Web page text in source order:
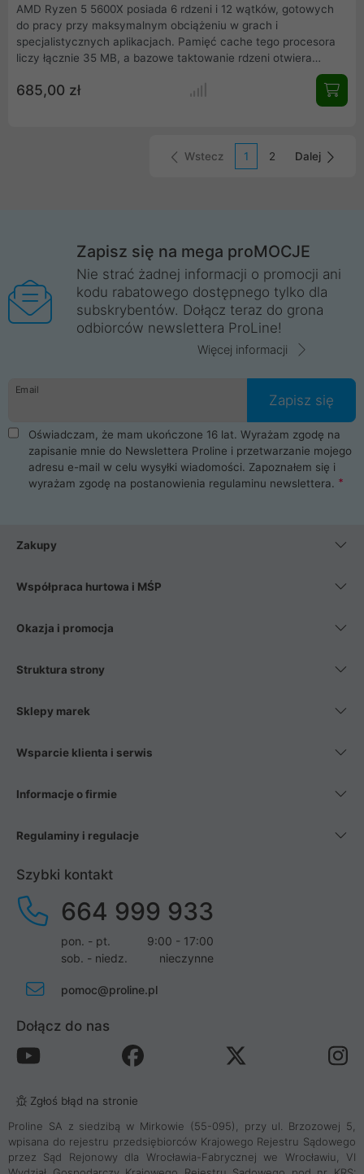
AMD Ryzen 5 5600X posiada 6 rdzeni i 12 wątków, gotowych
do pracy przy maksymalnym obciążeniu w grach i
specjalistycznych aplikacjach. Pamięć cache tego procesora
liczy łącznie 35 MB, a bazowe taktowanie rdzeni otwiera
częstotliwość 3,7 GHz, mogąca sięgać aż do 4,6 GHz w trybie
Turbo. Moc jednostki może jednak wzrosnąć dzięki
odblokowanej możliwości podkręcania. Czas na ogromną moc
zestawów komputerowych do gier.
685,00 zł
Wstecz 1 2 Dalej
Zapisz się na mega proMOCJE
Nie strać żadnej informacji o promocji ani
kodu rabatowego dostępnego tylko dla
subskrybentów. Dołącz teraz do grona
odbiorców newslettera ProLine!
Więcej informacji
Email
Zapisz się
Oświadczam, że mam ukończone 16 lat. Wyrażam zgodę na
zapisanie mnie do Newslettera Proline i przetwarzanie mojego
adresu e-mail w celu wysyłki wiadomości. Zapoznałem się i
wyrażam zgodę na postanowienia regulaminu newslettera.
Zakupy
Współpraca hurtowa i MŚP
Okazja i promocja
Struktura strony
Sklepy marek
Wsparcie klienta i serwis
Informacje o firmie
Regulaminy i regulacje
Szybki kontakt
664 999 933
pon. - pt.
9:00 - 17:00
sob. - niedz.
nieczynne
pomoc@proline.pl
Dołącz do nas
Zgłoś błąd na stronie
Proline SA z siedzibą w Mirkowie (55-095), przy ul. Brzozowej 5,
wpisana do rejestru przedsiębiorców Krajowego Rejestru Sądowego
przez Sąd Rejonowy dla Wrocławia-Fabrycznej we Wrocławiu, VI